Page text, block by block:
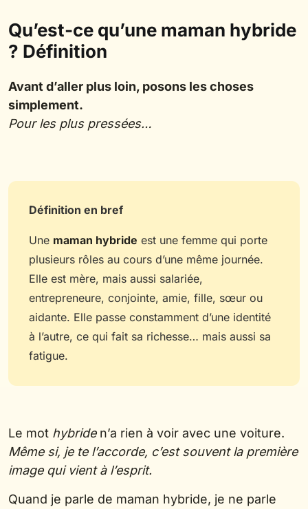
Qu’est-ce qu’une maman hybride
? Définition
Avant d’aller plus loin, posons les choses
simplement.
Pour les plus pressées…
Définition en bref
Une maman hybride est une femme qui porte
plusieurs rôles au cours d’une même journée.
Elle est mère, mais aussi salariée,
entrepreneure, conjointe, amie, fille, sœur ou
aidante. Elle passe constamment d’une identité
à l’autre, ce qui fait sa richesse… mais aussi sa
fatigue.
Le mot hybriden’a rien à voir avec une voiture.
Même si, je te l’accorde, c’est souvent la première
image qui vient à l’esprit.
Quand je parle de maman hybride, je ne parle